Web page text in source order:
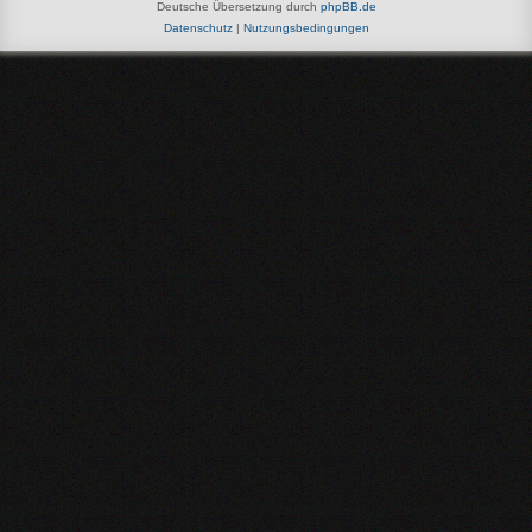
Deutsche Übersetzung durch phpBB.de
Datenschutz| Nutzungsbedingungen